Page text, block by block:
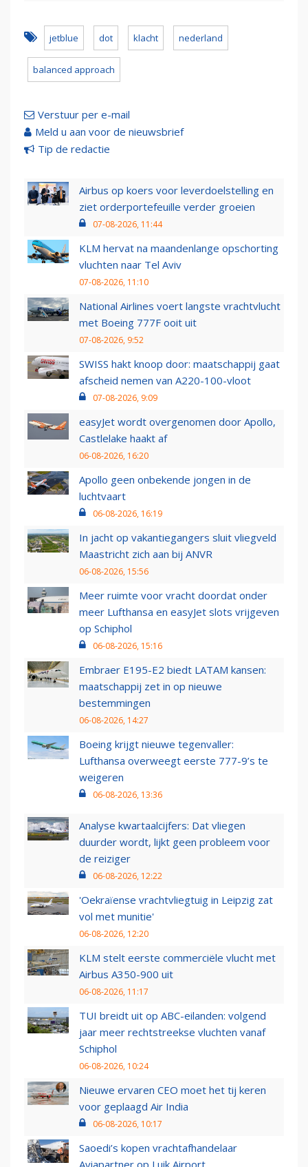
jetblue dot klacht nederland
balanced approach
Verstuur per e-mail
Meld u aan voor de nieuwsbrief
Tip de redactie
Airbus op koers voor leverdoelstelling en
ziet orderportefeuille verder groeien
07-08-2026, 11:44
KLM hervat na maandenlange opschorting
vluchten naar Tel Aviv
07-08-2026, 11:10
National Airlines voert langste vrachtvlucht
met Boeing 777F ooit uit
07-08-2026, 9:52
SWISS hakt knoop door: maatschappij gaat
afscheid nemen van A220-100-vloot
07-08-2026, 9:09
easyJet wordt overgenomen door Apollo,
Castlelake haakt af
06-08-2026, 16:20
Apollo geen onbekende jongen in de
luchtvaart
06-08-2026, 16:19
In jacht op vakantiegangers sluit vliegveld
Maastricht zich aan bij ANVR
06-08-2026, 15:56
Meer ruimte voor vracht doordat onder
meer Lufthansa en easyJet slots vrijgeven
op Schiphol
06-08-2026, 15:16
Embraer E195-E2 biedt LATAM kansen:
maatschappij zet in op nieuwe
bestemmingen
06-08-2026, 14:27
Boeing krijgt nieuwe tegenvaller:
Lufthansa overweegt eerste 777-9’s te
weigeren
06-08-2026, 13:36
Analyse kwartaalcijfers: Dat vliegen
duurder wordt, lijkt geen probleem voor
de reiziger
06-08-2026, 12:22
'Oekraïense vrachtvliegtuig in Leipzig zat
vol met munitie'
06-08-2026, 12:20
KLM stelt eerste commerciële vlucht met
Airbus A350-900 uit
06-08-2026, 11:17
TUI breidt uit op ABC-eilanden: volgend
jaar meer rechtstreekse vluchten vanaf
Schiphol
06-08-2026, 10:24
Nieuwe ervaren CEO moet het tij keren
voor geplaagd Air India
06-08-2026, 10:17
Saoedi’s kopen vrachtafhandelaar